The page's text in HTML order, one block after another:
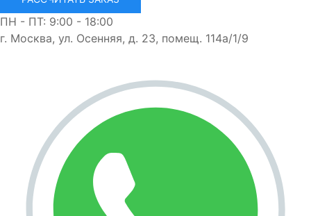
ПН - ПТ: 9:00 - 18:00
г. Москва, ул. Осенняя, д. 23, помещ. 114а/1/9